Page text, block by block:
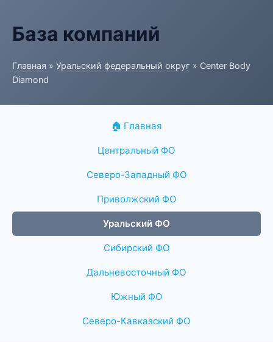
База компаний
Главная » Уральский федеральный округ » Center Body
Diamond
🏠 Главная
Центральный ФО
Северо-Западный ФО
Приволжский ФО
Уральский ФО
Сибирский ФО
Дальневосточный ФО
Южный ФО
Северо-Кавказский ФО